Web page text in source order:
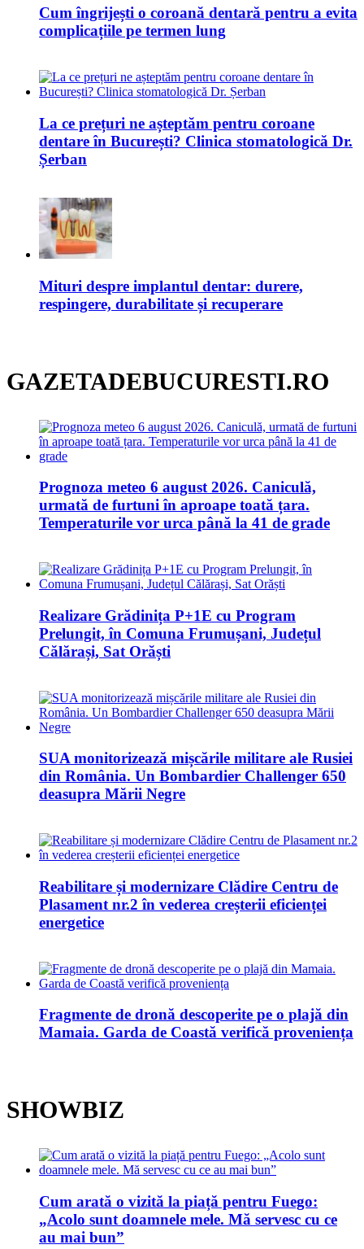
Cum îngrijești o coroană dentară pentru a evita
complicațiile pe termen lung
La ce prețuri ne așteptăm pentru coroane
dentare în București? Clinica stomatologică Dr.
Șerban
Mituri despre implantul dentar: durere,
respingere, durabilitate și recuperare
GAZETADEBUCURESTI.RO
Prognoza meteo 6 august 2026. Caniculă,
urmată de furtuni în aproape toată țara.
Temperaturile vor urca până la 41 de grade
Realizare Grădinița P+1E cu Program
Prelungit, în Comuna Frumușani, Județul
Călărași, Sat Orăști
SUA monitorizează mișcările militare ale Rusiei
din România. Un Bombardier Challenger 650
deasupra Mării Negre
Reabilitare și modernizare Clădire Centru de
Plasament nr.2 în vederea creșterii eficienței
energetice
Fragmente de dronă descoperite pe o plajă din
Mamaia. Garda de Coastă verifică proveniența
SHOWBIZ
Cum arată o vizită la piață pentru Fuego:
„Acolo sunt doamnele mele. Mă servesc cu ce
au mai bun”